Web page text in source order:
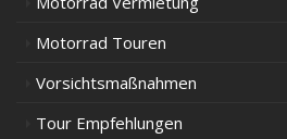
Motorrad Touren
Vorsichtsmaßnahmen
Tour Empfehlungen